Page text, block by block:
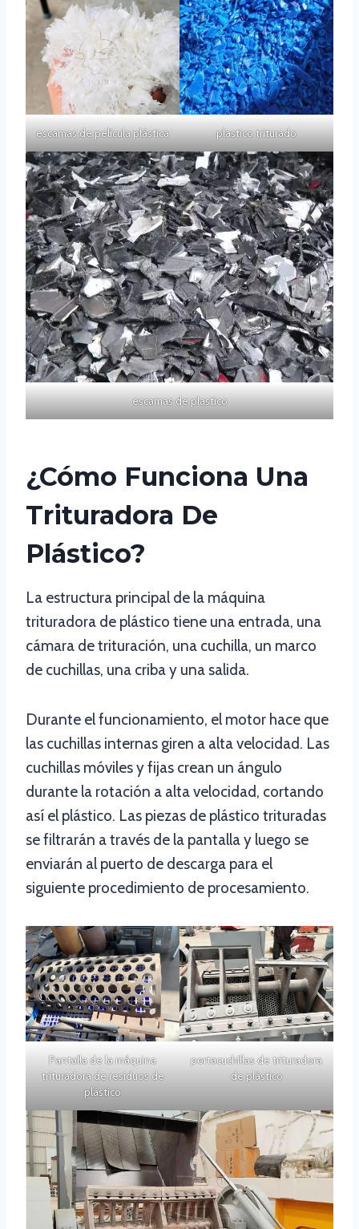
escamas de película plástica plastico triturado
escamas de plastico
¿Cómo Funciona Una
Trituradora De
Plástico?
La estructura principal de la máquina
trituradora de plástico tiene una entrada, una
cámara de trituración, una cuchilla, un marco
de cuchillas, una criba y una salida.
Durante el funcionamiento, el motor hace que
las cuchillas internas giren a alta velocidad. Las
cuchillas móviles y fijas crean un ángulo
durante la rotación a alta velocidad, cortando
así el plástico. Las piezas de plástico trituradas
se filtrarán a través de la pantalla y luego se
enviarán al puerto de descarga para el
siguiente procedimiento de procesamiento.
Pantalla de la máquina
trituradora de residuos de
plástico
portacuchillas de trituradora
de plástico